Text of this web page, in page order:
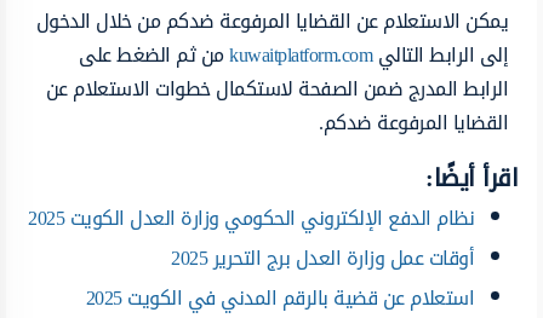
يمكن الاستعلام عن القضايا المرفوعة ضدكم من خلال الدخول
إلى الرابط التاليkuwaitplatform.comمن ثم الضغط على
الرابط المدرج ضمن الصفحة لاستكمال خطوات الاستعلام عن
القضايا المرفوعة ضدكم.
اقرأ أيضًا:
نظام الدفع الإلكتروني الحكومي وزارة العدل الكويت 2025
أوقات عمل وزارة العدل برج التحرير 2025
استعلام عن قضية بالرقم المدني في الكويت 2025